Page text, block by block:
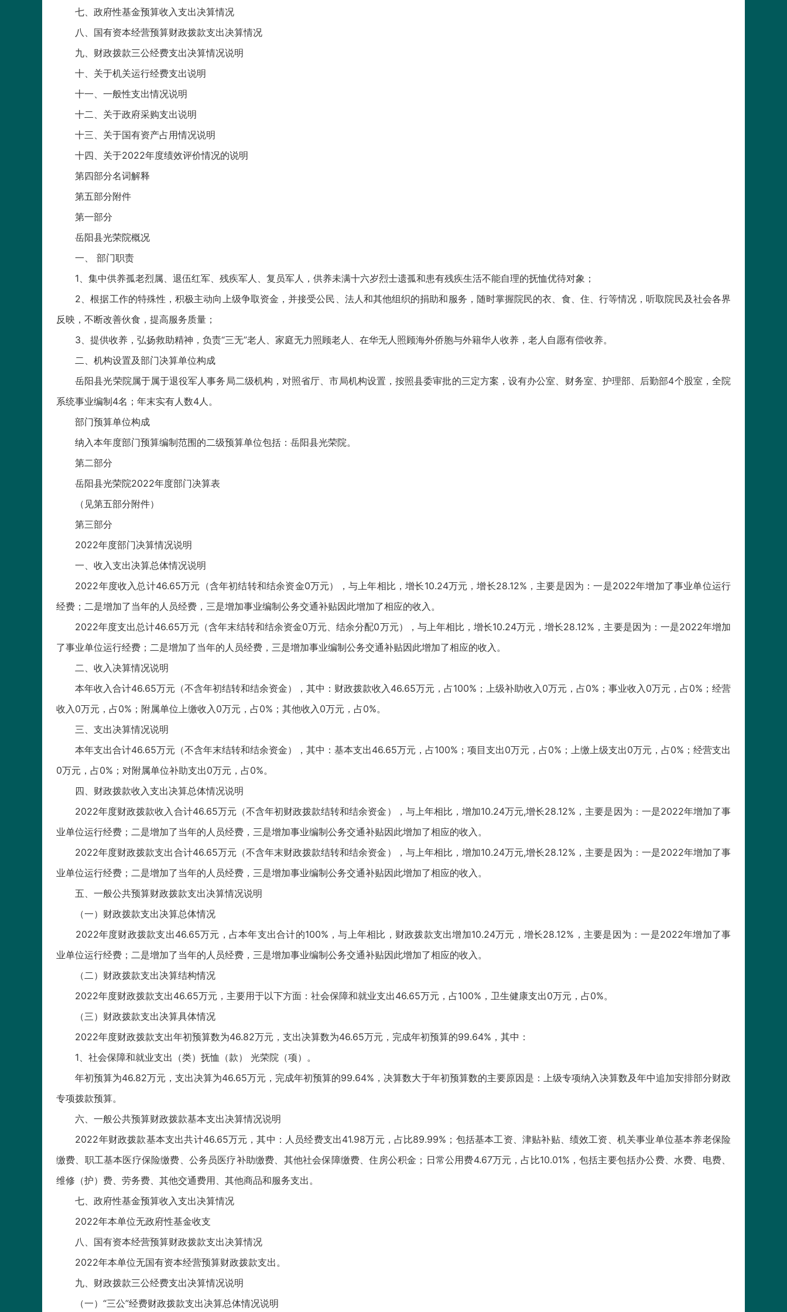
七、政府性基金预算收入支出决算情况
八、国有资本经营预算财政拨款支出决算情况
九、财政拨款三公经费支出决算情况说明
十、关于机关运行经费支出说明
十一、一般性支出情况说明
十二、关于政府采购支出说明
十三、关于国有资产占用情况说明
十四、关于2022年度绩效评价情况的说明
第四部分名词解释
第五部分附件
第一部分
岳阳县光荣院概况
一、 部门职责
1、集中供养孤老烈属、退伍红军、残疾军人、复员军人，供养未满十六岁烈士遗孤和患有残疾生活不能自理的抚恤优待对象；
2、根据工作的特殊性，积极主动向上级争取资金，并接受公民、法人和其他组织的捐助和服务，随时掌握院民的衣、食、住、行等情况，听取院民及社会各界
反映，不断改善伙食，提高服务质量；
3、提供收养，弘扬救助精神，负责“三无”老人、家庭无力照顾老人、在华无人照顾海外侨胞与外籍华人收养，老人自愿有偿收养。
二、机构设置及部门决算单位构成
岳阳县光荣院属于属于退役军人事务局二级机构，对照省厅、市局机构设置，按照县委审批的三定方案，设有办公室、财务室、护理部、后勤部4个股室，全院
系统事业编制4名；年末实有人数4人。
部门预算单位构成
纳入本年度部门预算编制范围的二级预算单位包括：岳阳县光荣院。
第二部分
岳阳县光荣院2022年度部门决算表
（见第五部分附件）
第三部分
2022年度部门决算情况说明
一、收入支出决算总体情况说明
2022年度收入总计46.65万元（含年初结转和结余资金0万元），与上年相比，增长10.24万元，增长28.12%，主要是因为：一是2022年增加了事业单位运行
经费；二是增加了当年的人员经费，三是增加事业编制公务交通补贴因此增加了相应的收入。
2022年度支出总计46.65万元（含年末结转和结余资金0万元、结余分配0万元），与上年相比，增长10.24万元，增长28.12%，主要是因为：一是2022年增加
了事业单位运行经费；二是增加了当年的人员经费，三是增加事业编制公务交通补贴因此增加了相应的收入。
二、收入决算情况说明
本年收入合计46.65万元（不含年初结转和结余资金），其中：财政拨款收入46.65万元，占100%；上级补助收入0万元，占0%；事业收入0万元，占0%；经营
收入0万元，占0%；附属单位上缴收入0万元，占0%；其他收入0万元，占0%。
三、支出决算情况说明
本年支出合计46.65万元（不含年末结转和结余资金），其中：基本支出46.65万元，占100%；项目支出0万元，占0%；上缴上级支出0万元，占0%；经营支出
0万元，占0%；对附属单位补助支出0万元，占0%。
四、财政拨款收入支出决算总体情况说明
2022年度财政拨款收入合计46.65万元（不含年初财政拨款结转和结余资金），与上年相比，增加10.24万元,增长28.12%，主要是因为：一是2022年增加了事
业单位运行经费；二是增加了当年的人员经费，三是增加事业编制公务交通补贴因此增加了相应的收入。
2022年度财政拨款支出合计46.65万元（不含年末财政拨款结转和结余资金），与上年相比，增加10.24万元,增长28.12%，主要是因为：一是2022年增加了事
业单位运行经费；二是增加了当年的人员经费，三是增加事业编制公务交通补贴因此增加了相应的收入。
五、一般公共预算财政拨款支出决算情况说明
（一）财政拨款支出决算总体情况
2022年度财政拨款支出46.65万元，占本年支出合计的100%，与上年相比，财政拨款支出增加10.24万元，增长28.12%，主要是因为：一是2022年增加了事
业单位运行经费；二是增加了当年的人员经费，三是增加事业编制公务交通补贴因此增加了相应的收入。
（二）财政拨款支出决算结构情况
2022年度财政拨款支出46.65万元，主要用于以下方面：社会保障和就业支出46.65万元，占100%，卫生健康支出0万元，占0%。
（三）财政拨款支出决算具体情况
2022年度财政拨款支出年初预算数为46.82万元，支出决算数为46.65万元，完成年初预算的99.64%，其中：
1、社会保障和就业支出（类）抚恤（款） 光荣院（项）。
年初预算为46.82万元，支出决算为46.65万元，完成年初预算的99.64%，决算数大于年初预算数的主要原因是：上级专项纳入决算数及年中追加安排部分财政
专项拨款预算。
六、一般公共预算财政拨款基本支出决算情况说明
2022年财政拨款基本支出共计46.65万元，其中：人员经费支出41.98万元，占比89.99%；包括基本工资、津贴补贴、绩效工资、机关事业单位基本养老保险
缴费、职工基本医疗保险缴费、公务员医疗补助缴费、其他社会保障缴费、住房公积金；日常公用费4.67万元，占比10.01%，包括主要包括办公费、水费、电费、
维修（护）费、劳务费、其他交通费用、其他商品和服务支出。
七、政府性基金预算收入支出决算情况
2022年本单位无政府性基金收支
八、国有资本经营预算财政拨款支出决算情况
2022年本单位无国有资本经营预算财政拨款支出。
九、财政拨款三公经费支出决算情况说明
（一）“三公”经费财政拨款支出决算总体情况说明